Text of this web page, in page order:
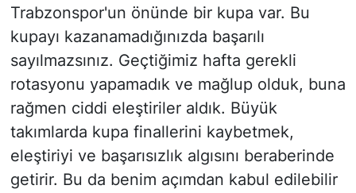
Trabzonspor'un önünde bir kupa var. Bu
kupayı kazanamadığınızda başarılı
sayılmazsınız. Geçtiğimiz hafta gerekli
rotasyonu yapamadık ve mağlup olduk, buna
rağmen ciddi eleştiriler aldık. Büyük
takımlarda kupa finallerini kaybetmek,
eleştiriyi ve başarısızlık algısını beraberinde
getirir. Bu da benim açımdan kabul edilebilir